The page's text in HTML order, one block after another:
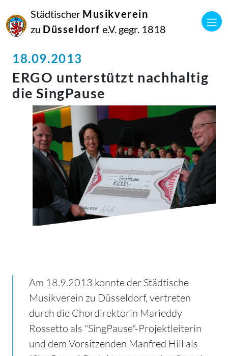
Städtischer Musikverein
zu Düsseldorf e.V. gegr. 1818
18.09.2013
ERGO unterstützt nachhaltig
die SingPause
Am 18.9.2013 konnte der Städtische
Musikverein zu Düsseldorf, vertreten
durch die Chordirektorin Marieddy
Rossetto als "SingPause"-Projektleiterin
und dem Vorsitzenden Manfred Hill als